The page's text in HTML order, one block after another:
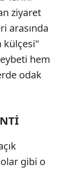
ziyaret
arasında
külçesi"
hem
odak
gibi o